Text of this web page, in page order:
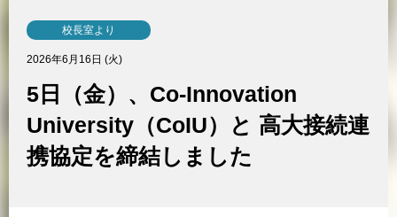
校長室より
2026年6月16日 (火)
5日（金）、Co-Innovation
University（CoIU）と 高大接続連
携協定を締結しました